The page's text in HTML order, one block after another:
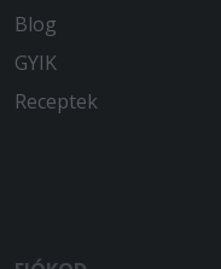
Blog
GYIK
Receptek